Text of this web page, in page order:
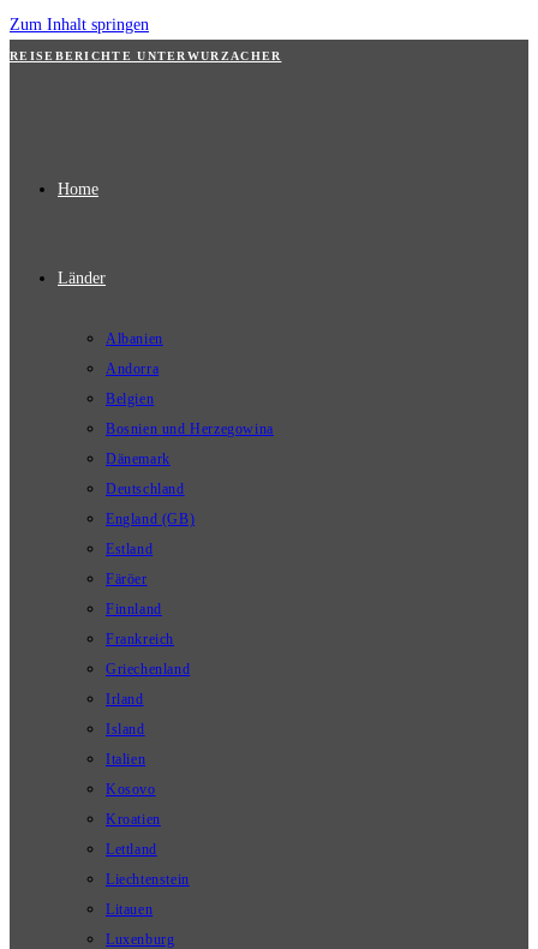
Zum Inhalt springen
REISEBERICHTE UNTERWURZACHER
Home
Länder
Albanien
Andorra
Belgien
Bosnien und Herzegowina
Dänemark
Deutschland
England (GB)
Estland
Färöer
Finnland
Frankreich
Griechenland
Irland
Island
Italien
Kosovo
Kroatien
Lettland
Liechtenstein
Litauen
Luxenburg